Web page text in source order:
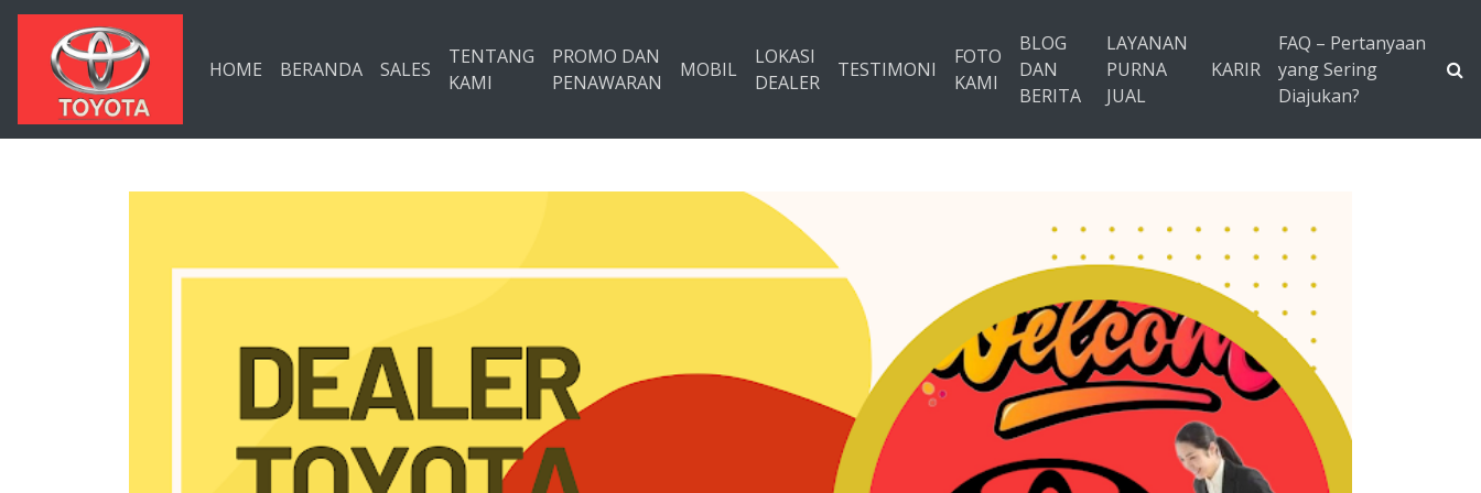
Langsung ke konten utama
HOME BERANDA SALES
TENTANG
KAMI
PROMO DAN
PENAWARAN
MOBIL
LOKASI
DEALER
TESTIMONI
FOTO
KAMI
BLOG
DAN
BERITA
LAYANAN
PURNA
JUAL
KARIR
FAQ – Pertanyaan
yang Sering
Diajukan?